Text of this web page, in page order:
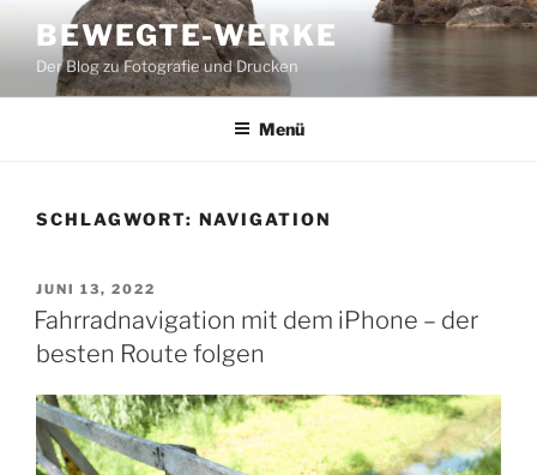
Inhalt
springen
BEWEGTE-WERKE
Der Blog zu Fotografie und Drucken
Menü
SCHLAGWORT: NAVIGATION
VERÖFFENTLICHT
AM
JUNI 13, 2022
Fahrradnavigation mit dem iPhone – der
besten Route folgen